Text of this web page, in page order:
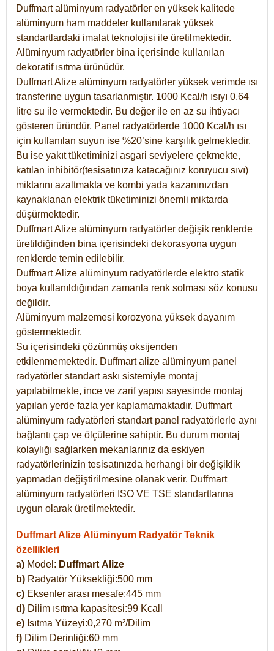
Duffmart alüminyum radyatörler en yüksek kalitede
alüminyum ham maddeler kullanılarak yüksek
standartlardaki imalat teknolojisi ile üretilmektedir.
Alüminyum radyatörler bina içerisinde kullanılan
dekoratif ısıtma ürünüdür.
Duffmart Alize alüminyum radyatörler yüksek verimde ısı
transferine uygun tasarlanmıştır. 1000 Kcal/h ısıyı 0,64
litre su ile vermektedir. Bu değer ile en az su ihtiyacı
gösteren üründür. Panel radyatörlerde 1000 Kcal/h ısı
için kullanılan suyun ise %20’sine karşılık gelmektedir.
Bu ise yakıt tüketiminizi asgari seviyelere çekmekte,
katılan inhibitör(tesisatınıza katacağınız koruyucu sıvı)
miktarını azaltmakta ve kombi yada kazanınızdan
kaynaklanan elektrik tüketiminizi önemli miktarda
düşürmektedir.
Duffmart Alize alüminyum radyatörler değişik renklerde
üretildiğinden bina içerisindeki dekorasyona uygun
renklerde temin edilebilir.
DuffmartAlize alüminyum radyatörlerde elektro statik
boya kullanıldığından zamanla renk solması söz konusu
değildir.
Alüminyum malzemesi korozyona yüksek dayanım
göstermektedir.
Su içerisindeki çözünmüş oksijenden
etkilenmemektedir. Duffmart alize alüminyum panel
radyatörler standart askı sistemiyle montaj
yapılabilmekte, ince ve zarif yapısı sayesinde montaj
yapılan yerde fazla yer kaplamamaktadır. Duffmart
alüminyum radyatörleri standart panel radyatörlerle aynı
bağlantı çap ve ölçülerine sahiptir. Bu durum montaj
kolaylığı sağlarken mekanlarınız da eskiyen
radyatörlerinizin tesisatınızda herhangi bir değişiklik
yapmadan değiştirilmesine olanak verir. Duffmart
alüminyum radyatörleri ISO VE TSE standartlarına
uygun olarak üretilmektedir.
Duffmart Alize Alüminyum Radyatör Teknik
özellikleri
a) Model: Duffmart Alize
b) Radyatör Yüksekliği:500 mm
c) Eksenler arası mesafe:445 mm
d) Dilim ısıtma kapasitesi:99 Kcall
e) Isıtma Yüzeyi:0,270 m²/Dilim
f) Dilim Derinliği:60 mm